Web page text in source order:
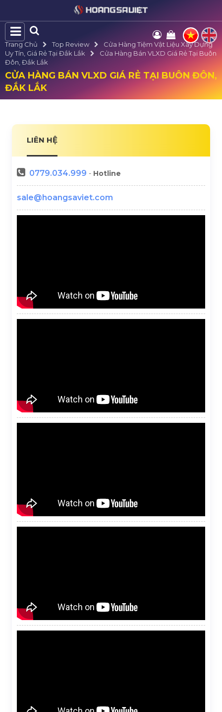
Trang Chủ Top Review
Cửa Hàng Tiệm Vật Liệu Xây Dựng
Uy Tín, Giá Rẻ Tại Đắk Lắk
Cửa Hàng Bán VLXD Giá Rẻ Tại Buôn
Đôn, Đắk Lắk
CỬA HÀNG BÁN VLXD GIÁ RẺ TẠI BUÔN ĐÔN,
ĐẮK LẮK
LIÊN HỆ
0779.034.999 - Hotline
sale@hoangsaviet.com